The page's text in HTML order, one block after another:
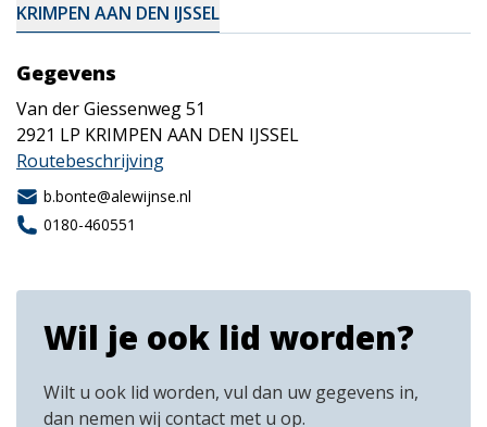
KRIMPEN AAN DEN IJSSEL
Gegevens
Van der Giessenweg 51
2921 LP KRIMPEN AAN DEN IJSSEL
Routebeschrijving
b.bonte@alewijnse.nl
0180-460551
Wil je ook lid worden?
Wilt u ook lid worden, vul dan uw gegevens in,
dan nemen wij contact met u op.